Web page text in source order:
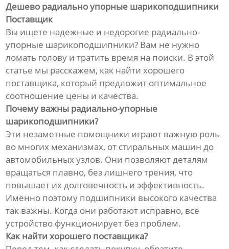
Дешево радиально упорные шарикоподшипники
Поставщик
Вы ищете надежные и недорогие радиально-
упорные шарикоподшипники? Вам не нужно
ломать голову и тратить время на поиски. В этой
статье мы расскажем, как найти хорошего
поставщика, который предложит оптимальное
соотношение цены и качества.
Почему важны радиально-упорные
шарикоподшипники?
Эти незаметные помощники играют важную роль
во многих механизмах, от стиральных машин до
автомобильных узлов. Они позволяют деталям
вращаться плавно, без лишнего трения, что
повышает их долговечность и эффективность.
Именно поэтому подшипники высокого качества
так важны. Когда они работают исправно, все
устройство функционирует без проблем.
Как найти хорошего поставщика?